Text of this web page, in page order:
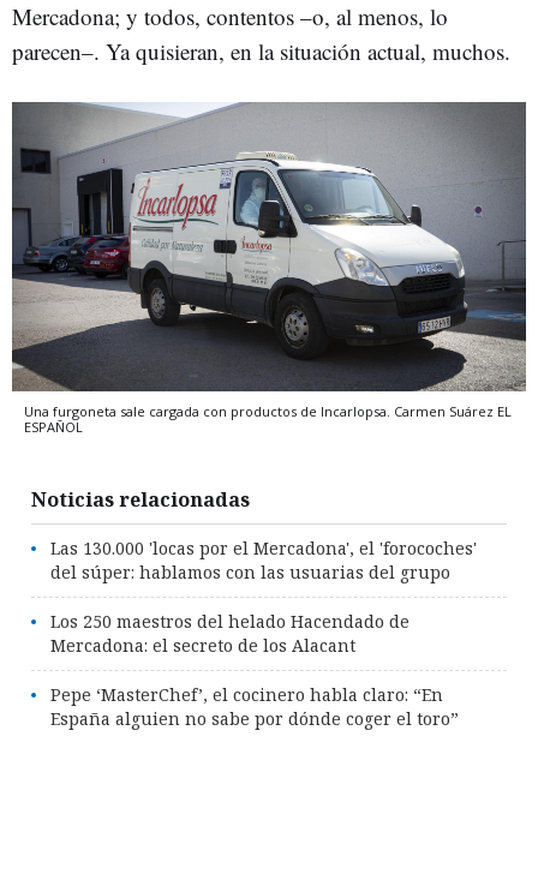
Mercadona; y todos, contentos –o, al menos, lo
parecen–. Ya quisieran, en la situación actual, muchos.
Una furgoneta sale cargada con productos de Incarlopsa. Carmen Suárez EL
ESPAÑOL
Noticias relacionadas
Las 130.000 'locas por el Mercadona', el 'forocoches'
del súper: hablamos con las usuarias del grupo
Los 250 maestros del helado Hacendado de
Mercadona: el secreto de los Alacant
Pepe ‘MasterChef’, el cocinero habla claro: “En
España alguien no sabe por dónde coger el toro”